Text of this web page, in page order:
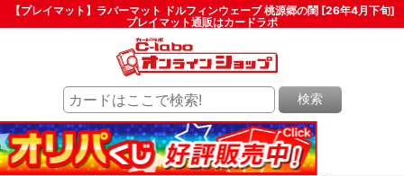
【プレイマット】ラバーマット ドルフィンウェーブ 桃源郷の閨 [26年4月下旬]
プレイマット通販はカードラボ
検索